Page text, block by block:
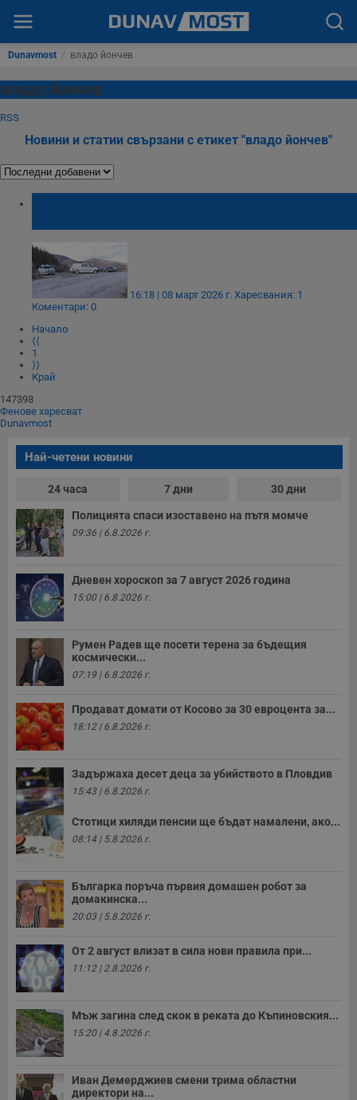
Dunavmost / владо йончев
владо йончев
RSS
Новини и статии свързани с етикет "владо йончев"
16:18 | 08 март 2026 г. Харесвания: 1
Коментари: 0
Начало
⟨⟨
1
⟩⟩
Край
147398
Фенове харесват
Dunavmost
Най-четени новини
24 часа 7 дни 30 дни
Полицията спаси изоставено на пътя момче
09:36 | 6.8.2026 г.
Дневен хороскоп за 7 август 2026 година
15:00 | 6.8.2026 г.
Румен Радев ще посети терена за бъдещия
космически...
07:19 | 6.8.2026 г.
Продават домати от Косово за 30 евроцента за...
18:12 | 6.8.2026 г.
Задържаха десет деца за убийството в Пловдив
15:43 | 6.8.2026 г.
Стотици хиляди пенсии ще бъдат намалени, ако...
08:14 | 5.8.2026 г.
Българка поръча първия домашен робот за
домакинска...
20:03 | 5.8.2026 г.
От 2 август влизат в сила нови правила при...
11:12 | 2.8.2026 г.
Мъж загина след скок в реката до Къпиновския...
15:20 | 4.8.2026 г.
Иван Демерджиев смени трима областни
директори на...